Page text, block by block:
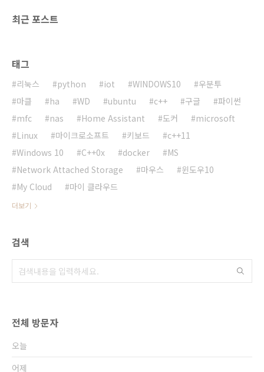
최근 포스트
태그
리눅스 python iot WINDOWS10
우분투
마클
ha WD ubuntu c++ 구글
파이썬
mfc
nas Home Assistant 도커
microsoft
Linux
마이크로소프트 키보드
c++11
Windows 10
C++0x docker
MS
Network Attached Storage
마우스
윈도우10
My Cloud
마이 클라우드
더보기
검색
전체 방문자
오늘
어제